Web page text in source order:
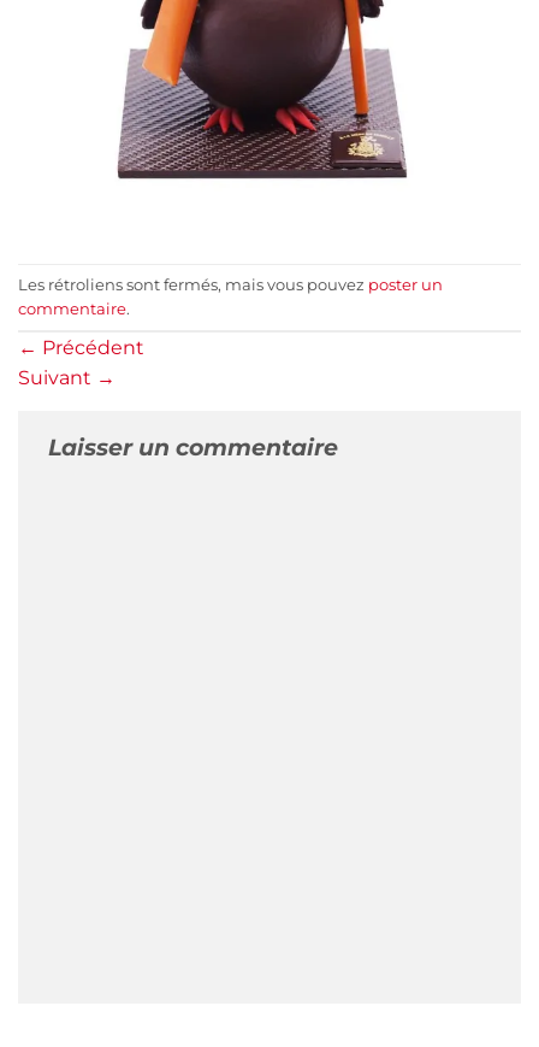
Les rétroliens sont fermés, mais vous pouvez poster un
commentaire.
← Précédent
Suivant →
Laisser un commentaire